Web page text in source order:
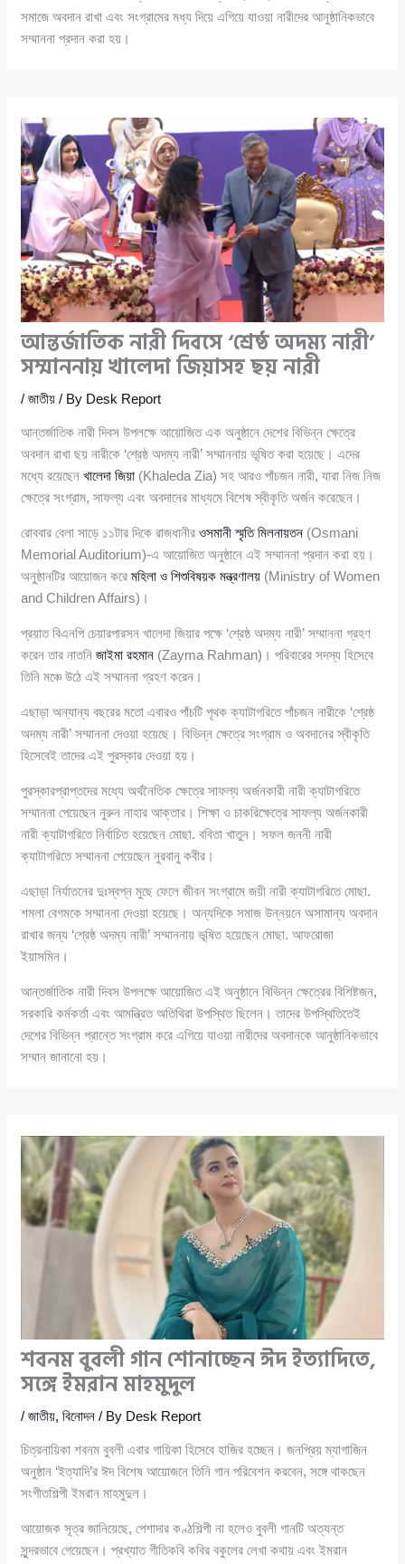
সমাজে অবদান রাখা এবং সংগ্রামের মধ্য দিয়ে এগিয়ে যাওয়া নারীদের আনুষ্ঠানিকভাবে
সম্মাননা প্রদান করা হয়।
আন্তর্জাতিক নারী দিবসে ‘শ্রেষ্ঠ অদম্য নারী’
সম্মাননায় খালেদা জিয়াসহ ছয় নারী
/জাতীয় / By Desk Report
আন্তর্জাতিক নারী দিবস উপলক্ষে আয়োজিত এক অনুষ্ঠানে দেশের বিভিন্ন ক্ষেত্রে
অবদান রাখা ছয় নারীকে ‘শ্রেষ্ঠ অদম্য নারী’ সম্মাননায় ভূষিত করা হয়েছে। এদের
মধ্যে রয়েছেনখালেদা জিয়া (Khaleda Zia) সহ আরও পাঁচজন নারী, যারা নিজ নিজ
ক্ষেত্রে সংগ্রাম, সাফল্য এবং অবদানের মাধ্যমে বিশেষ স্বীকৃতি অর্জন করেছেন।
রোববার বেলা সাড়ে ১১টার দিকে রাজধানীরওসমানী স্মৃতি মিলনায়তন (Osmani
Memorial Auditorium)-এ আয়োজিত অনুষ্ঠানে এই সম্মাননা প্রদান করা হয়।
অনুষ্ঠানটির আয়োজন করেমহিলা ও শিশুবিষয়ক মন্ত্রণালয় (Ministry of Women
and Children Affairs)।
প্রয়াত বিএনপি চেয়ারপারসন খালেদা জিয়ার পক্ষে ‘শ্রেষ্ঠ অদম্য নারী’ সম্মাননা গ্রহণ
করেন তার নাতনিজাইমা রহমান (Zayma Rahman)। পরিবারের সদস্য হিসেবে
তিনি মঞ্চে উঠে এই সম্মাননা গ্রহণ করেন।
এছাড়া অন্যান্য বছরের মতো এবারও পাঁচটি পৃথক ক্যাটাগরিতে পাঁচজন নারীকে ‘শ্রেষ্ঠ
অদম্য নারী’ সম্মাননা দেওয়া হয়েছে। বিভিন্ন ক্ষেত্রে সংগ্রাম ও অবদানের স্বীকৃতি
হিসেবেই তাদের এই পুরস্কার দেওয়া হয়।
পুরস্কারপ্রাপ্তদের মধ্যে অর্থনৈতিক ক্ষেত্রে সাফল্য অর্জনকারী নারী ক্যাটাগরিতে
সম্মাননা পেয়েছেন নুরুন নাহার আক্তার। শিক্ষা ও চাকরিক্ষেত্রে সাফল্য অর্জনকারী
নারী ক্যাটাগরিতে নির্বাচিত হয়েছেন মোছা. ববিতা খাতুন। সফল জননী নারী
ক্যাটাগরিতে সম্মাননা পেয়েছেন নুরবানু কবীর।
এছাড়া নির্যাতনের দুঃস্বপ্ন মুছে ফেলে জীবন সংগ্রামে জয়ী নারী ক্যাটাগরিতে মোছা.
শমলা বেগমকে সম্মাননা দেওয়া হয়েছে। অন্যদিকে সমাজ উন্নয়নে অসামান্য অবদান
রাখার জন্য ‘শ্রেষ্ঠ অদম্য নারী’ সম্মাননায় ভূষিত হয়েছেন মোছা. আফরোজা
ইয়াসমিন।
আন্তর্জাতিক নারী দিবস উপলক্ষে আয়োজিত এই অনুষ্ঠানে বিভিন্ন ক্ষেত্রের বিশিষ্টজন,
সরকারি কর্মকর্তা এবং আমন্ত্রিত অতিথিরা উপস্থিত ছিলেন। তাদের উপস্থিতিতেই
দেশের বিভিন্ন প্রান্তে সংগ্রাম করে এগিয়ে যাওয়া নারীদের অবদানকে আনুষ্ঠানিকভাবে
সম্মান জানানো হয়।
শবনম বুবলী গান শোনাচ্ছেন ঈদ ইত্যাদিতে,
সঙ্গে ইমরান মাহমুদুল
/জাতীয়,বিনোদন / By Desk Report
চিত্রনায়িকা শবনম বুবলী এবার গায়িকা হিসেবে হাজির হচ্ছেন। জনপ্রিয় ম্যাগাজিন
অনুষ্ঠান ‘ইত্যাদি’র ঈদ বিশেষ আয়োজনে তিনি গান পরিবেশন করবেন, সঙ্গে থাকছেন
সংগীতশিল্পী ইমরান মাহমুদুল।
আয়োজক সূত্র জানিয়েছে, পেশাদার কণ্ঠশিল্পী না হলেও বুবলী গানটি অত্যন্ত
সুন্দরভাবে গেয়েছেন। প্রখ্যাত গীতিকবি কবির বকুলের লেখা কথায় এবং ইমরান